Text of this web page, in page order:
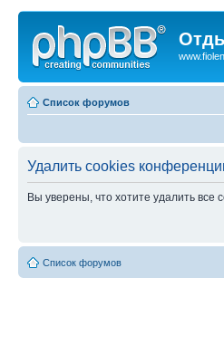
Список форумов
Удалить cookies
Вы уверены, что хотите удалить
Список форумов